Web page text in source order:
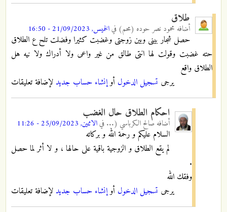
طلاق
أضافه محمود نصر حوده (محم) فيالخميس, 21/09/2023 - 16:50
حصل شجار بينى وبين زوجتى وغضبت كثيرا وفضلت تلح ع الطلاق
حته غضبت وقولت لها انتى طالق من غير واعى ولا أدراك ولا نيه هل
الطلاق واقع
يرجى تسجيل الدخول أوإنشاء حساب جديد لإضافة تعليقات
احكام الطلاق حال الغضب
أضافه صالح الكرباسي (... فيالاثنين, 25/09/2023 - 11:26
السلام عليكم و رحمة الله و بركاته
لم يقع الطلاق و الزوجية باقية على حالها ، و لا أثر لما حصل
.
وفقك الله
يرجى تسجيل الدخول أوإنشاء حساب جديد لإضافة تعليقات